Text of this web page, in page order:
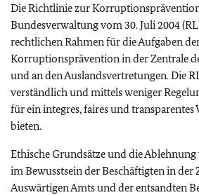
Die Richtlinie zur
Bundesverwaltung vom 30. Juli 2004
rechtlichen Rahmen für die Aufgaben
Korruptionsprävention in der Zentrale
und an den Auslandsvertretungen. Die
verständlich und mittels weniger
für ein integres, faires und
bieten.
Ethische Grundsätze und die
im Bewusstsein der Beschäftigten in der
Auswärtigen Amts und der entsandten